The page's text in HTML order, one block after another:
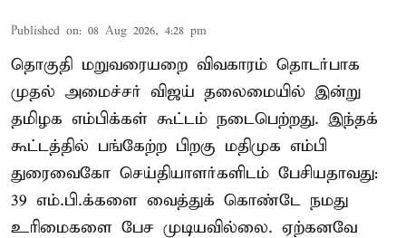
Published on: 08 Aug 2026, 4:28 pm
தொகுதி மறுவரையறை விவகாரம் தொடர்பாக
முதல் அமைச்சர் விஜய் தலைமையில் இன்று
தமிழக எம்பிக்கள் கூட்டம் நடைபெற்றது. இந்தக்
கூட்டத்தில் பங்கேற்ற பிறகு மதிமுக எம்பி
துரைவைகோ செய்தியாளர்களிடம் பேசியதாவது:
39 எம்.பி.க்களை வைத்துக் கொண்டே நமது
உரிமைகளை பேச முடியவில்லை. ஏற்கனவே